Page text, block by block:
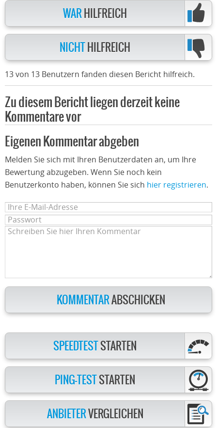
WAR HILFREICH
NICHT HILFREICH
13 von 13 Benutzern fanden diesen Bericht hilfreich.
Zu diesem Bericht liegen derzeit keine
Kommentare vor
Eigenen Kommentar abgeben
Melden Sie sich mit Ihren Benutzerdaten an, um Ihre
Bewertung abzugeben. Wenn Sie noch kein
Benutzerkonto haben, können Sie sich hier registrieren.
KOMMENTARABSCHICKEN
SPEEDTESTSTARTEN
PING-TESTSTARTEN
ANBIETERVERGLEICHEN